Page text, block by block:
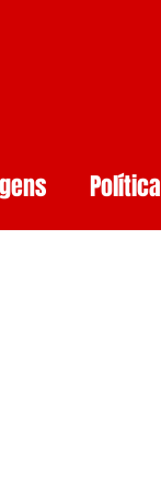
Política